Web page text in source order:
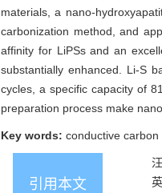
materials, a nano-
carbonization method, and
affinity for LiPSs and an
substantially enhanced. Li-S
cycles, a specific capacity of
preparation process make
Key words: conductive
引用本文